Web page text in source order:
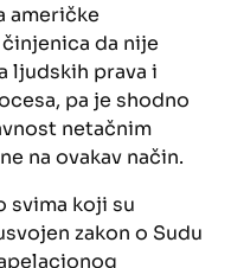
američke
da nije
ljudskih prava i
pa je shodno
netačnim
na ovakav način.
svima koji su
zakon o Sudu